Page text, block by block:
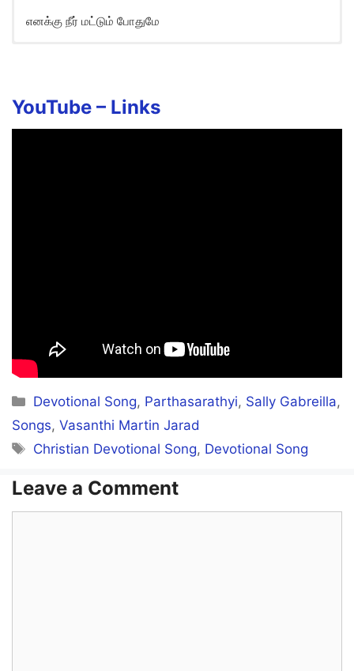
எனக்கு நீர் மட்டும் போதுமே
Naan alla neerendru vaazhkindra enakku
Neerthaan vendumae
Ennai thedi vantheerae
Anbal Anaitheerae
Appa um samoogathilae
Agamagizhnthiduvenae
Ellam enakku neerae
YouTube – Links
Categories
Devotional Song, Parthasarathyi, Sally Gabreilla,
Songs, Vasanthi Martin Jarad
Tags
Christian Devotional Song, Devotional Song
Leave a Comment